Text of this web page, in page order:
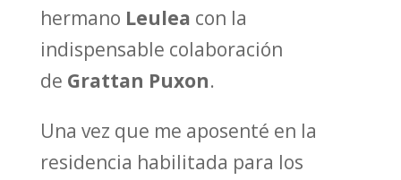
hermano Leulea con la
indispensable colaboración
de Grattan Puxon.
Una vez que me aposenté en la
residencia habilitada para los